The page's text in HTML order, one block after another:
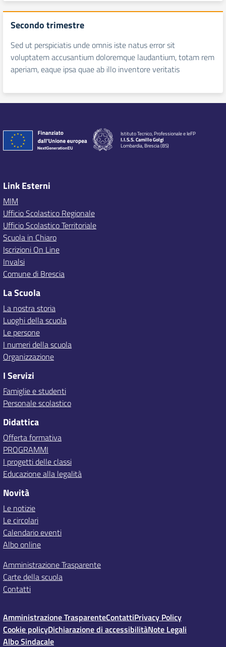
Secondo trimestre
Sed ut perspiciatis unde omnis iste natus error sit
voluptatem accusantium doloremque laudantium, totam rem
aperiam, eaque ipsa quae ab illo inventore veritatis
Istituto Tecnico, Professionale e IeFP
I.I.S.S. Camillo Golgi
Lombardia, Brescia (BS)
Link Esterni
MIM
Ufficio Scolastico Regionale
Ufficio Scolastico Territoriale
Scuola in Chiaro
Iscrizioni On Line
Invalsi
Comune di Brescia
La Scuola
La nostra storia
Luoghi della scuola
Le persone
I numeri della scuola
Organizzazione
I Servizi
Famiglie e studenti
Personale scolastico
Didattica
Offerta formativa
PROGRAMMI
I progetti delle classi
Educazione alla legalità
Novità
Le notizie
Le circolari
Calendario eventi
Albo online
Amministrazione Trasparente
Carte della scuola
Contatti
Amministrazione TrasparenteContattiPrivacy Policy
Cookie policyDichiarazione di accessibilitàNote Legali
Albo Sindacale